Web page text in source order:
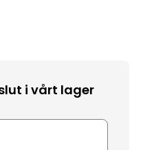
den
förändring
i vårt lager